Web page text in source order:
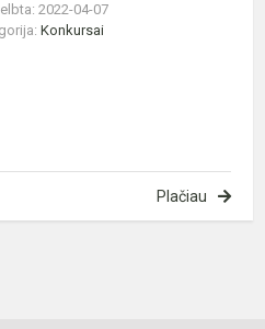
2022-04-07
Konkursai
Plačiau